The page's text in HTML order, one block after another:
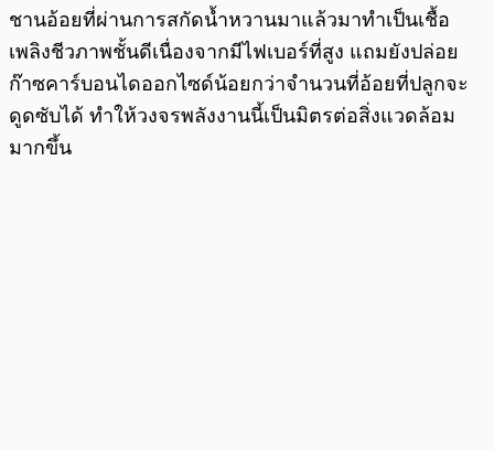
ชานอ้อยที่ผ่านการสกัดน้ำหวานมาแล้วมาทำเป็นเชื้อ
เพลิงชีวภาพชั้นดีเนื่องจากมีไฟเบอร์ที่สูง แถมยังปล่อย
ก๊าซคาร์บอนไดออกไซด์น้อยกว่าจำนวนที่อ้อยที่ปลูกจะ
ดูดซับได้ ทำให้วงจรพลังงานนี้เป็นมิตรต่อสิ่งแวดล้อม
มากขึ้น